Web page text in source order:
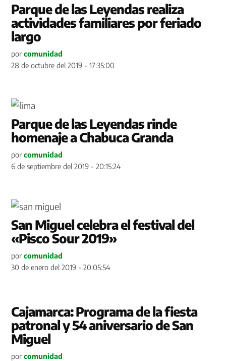
Parque de las Leyendas realiza
actividades familiares por feriado
largo
por comunidad
28 de octubre del 2019 - 17:35:00
Parque de las Leyendas rinde
homenaje a Chabuca Granda
por comunidad
6 de septiembre del 2019 - 20:15:24
San Miguel celebra el festival del
«Pisco Sour 2019»
por comunidad
30 de enero del 2019 - 20:05:54
Cajamarca: Programa de la fiesta
patronal y 54 aniversario de San
Miguel
por comunidad